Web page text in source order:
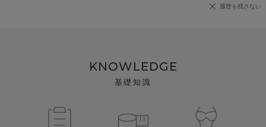
履歴を残さない
KNOWLEDGE
基礎知識